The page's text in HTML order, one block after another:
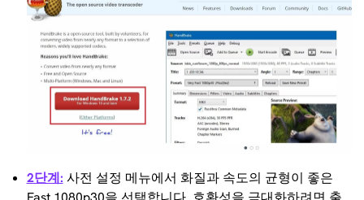
2단계: 사전 설정 메뉴에서 화질과 속도의 균형이 좋은